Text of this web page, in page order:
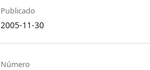
Publicado
2005-11-30
Número